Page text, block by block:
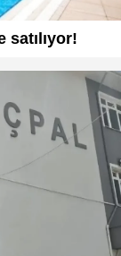
satılıyor!